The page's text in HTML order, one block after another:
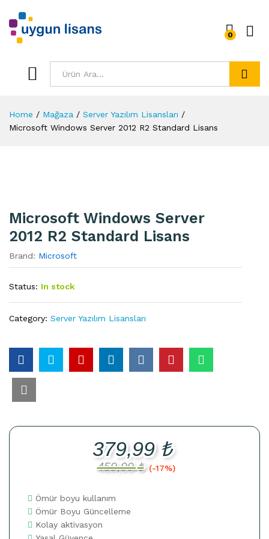
0
Home / Mağaza / Server Yazılım Lisansları /
Microsoft Windows Server 2012 R2 Standard Lisans
Microsoft Windows Server
2012 R2 Standard Lisans
Brand: Microsoft
Status: In stock
Category: Server Yazılım Lisansları
379,99₺
459,99₺ (-17%)
Ömür boyu kullanım
Ömür Boyu Güncelleme
Kolay aktivasyon